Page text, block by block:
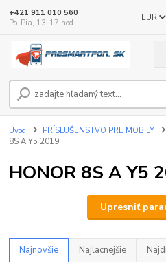
EUR
+421 911 010 560
Po-Pia, 13-17 hod.
Úvod PRÍSLUŠENSTVO PRE MOBILY
8S A Y5 2019
HONOR 8S A Y5
Upresniť
Najnovšie Najlacnejšie